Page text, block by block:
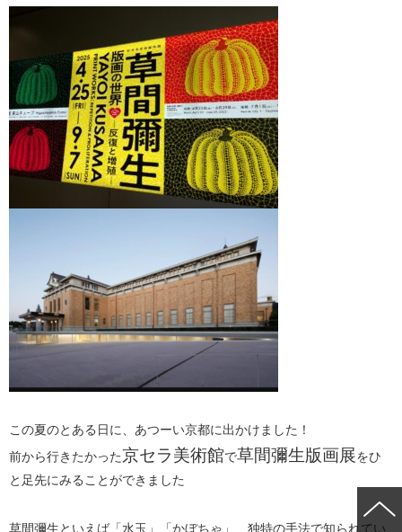
この夏のとある日に、あつーい京都に出かけました！
前から行きたかった京セラ美術館で草間彌生版画展をひ
と足先にみることができました
草間彌生といえば「水玉」「かぼちゃ」 独特の手法で知られてい